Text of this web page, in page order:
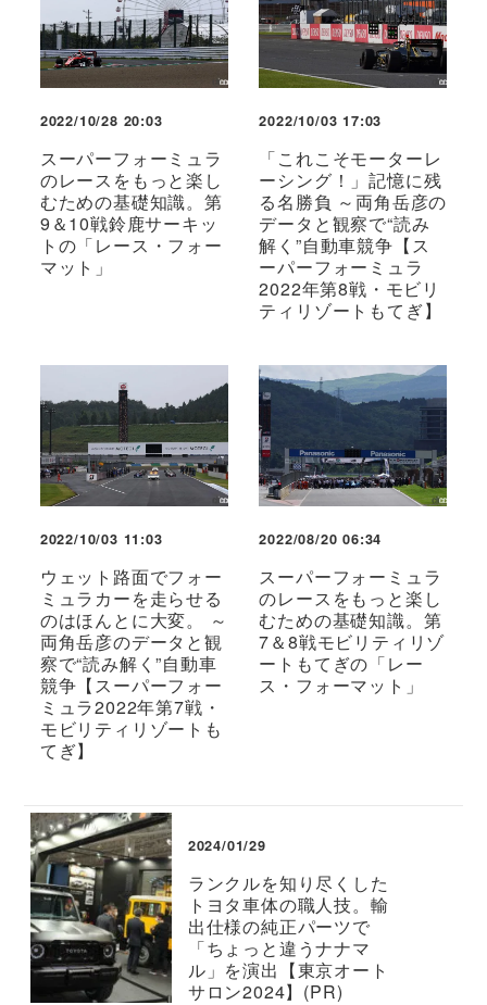
2022/10/28 20:03
スーパーフォーミュラ
のレースをもっと楽し
むための基礎知識。第
9＆10戦鈴鹿サーキッ
トの「レース・フォー
マット」
2022/10/03 17:03
「これこそモーターレ
ーシング！」記憶に残
る名勝負 ～両角岳彦の
データと観察で“読み
解く”自動車競争【ス
ーパーフォーミュラ
2022年第8戦・モビリ
ティリゾートもてぎ】
2022/10/03 11:03
ウェット路面でフォー
ミュラカーを走らせる
のはほんとに大変。 ～
両角岳彦のデータと観
察で“読み解く”自動車
競争【スーパーフォー
ミュラ2022年第7戦・
モビリティリゾートも
てぎ】
2022/08/20 06:34
スーパーフォーミュラ
のレースをもっと楽し
むための基礎知識。第
7＆8戦モビリティリゾ
ートもてぎの「レー
ス・フォーマット」
2024/01/29
ランクルを知り尽くした
トヨタ車体の職人技。輸
出仕様の純正パーツで
「ちょっと違うナナマ
ル」を演出【東京オート
サロン2024】(PR)